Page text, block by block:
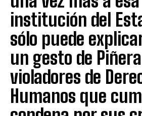
institución del
sólo puede
un gesto de
violadores de
Humanos que